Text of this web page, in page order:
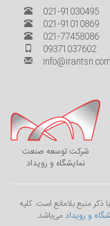
021-91030495
021-91010869
021-77458086
09371037602
info@irantsn.com
شرکت توسعه صنعت
نمایشگاه و رویداد
منبع بلامانع است. کليه
و رویدادمی‌باشد.